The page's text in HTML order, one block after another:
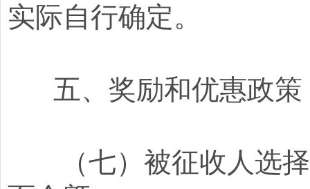
实际自行确定。
五、奖励和优惠政策
（七）被征收人选择